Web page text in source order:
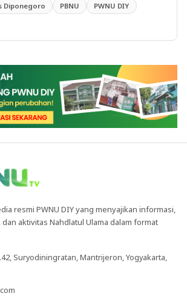
Diponegoro PBNU
PWNU DIY
resmi PWNU DIY yang menyajikan informasi,
aktivitas Nahdlatul Ulama dalam format
Suryodiningratan, Mantrijeron, Yogyakarta,